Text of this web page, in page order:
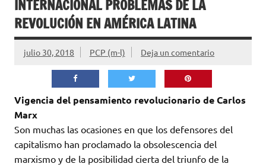
Bandera Roja
INTERNACIONAL PROBLEMAS DE LA
REVOLUCIÓN EN AMÉRICA LATINA
julio 30, 2018 PCP (m-l) Deja un comentario
Vigencia del pensamiento revolucionario de Carlos
Marx
Son muchas las ocasiones en que los defensores del
capitalismo han proclamado la obsolescencia del
marxismo y de la posibilidad cierta del triunfo de la